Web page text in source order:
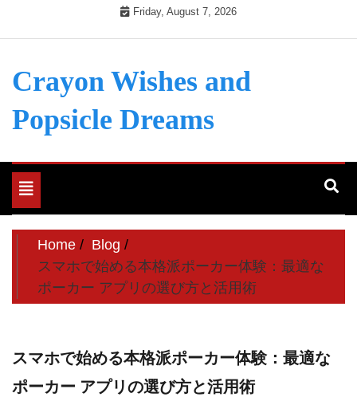
Friday, August 7, 2026
Crayon Wishes and
Popsicle Dreams
Toggle
navigation
Home
Blog
スマホで始める本格派ポーカー体験：最適な
ポーカー アプリの選び方と活用術
スマホで始める本格派ポーカー体験：最適な
ポーカー アプリの選び方と活用術